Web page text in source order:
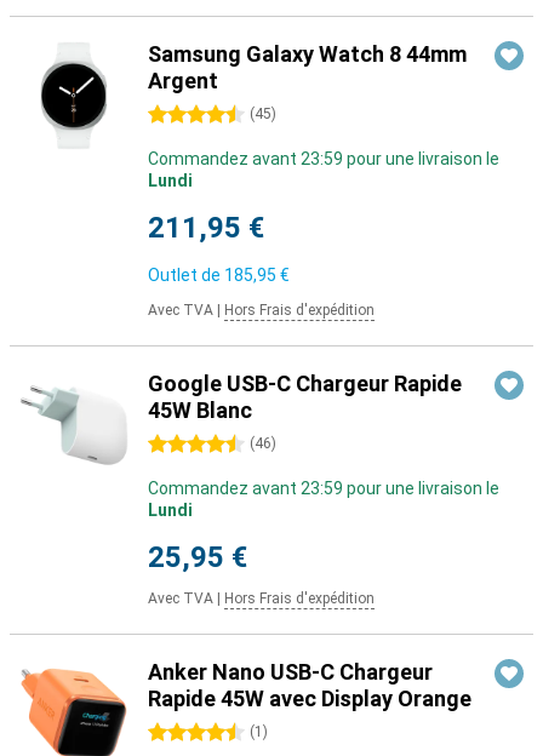
Samsung Galaxy Watch 8 44mm
Argent
4.5 étoiles (45)
Commandez avant 23:59 pour une livraison le
Lundi
211,95 €
Outlet de 185,95 €
Avec TVA Hors Frais d'expédition
Google USB-C Chargeur Rapide
45W Blanc
4.5 étoiles (46)
Commandez avant 23:59 pour une livraison le
Lundi
25,95 €
Avec TVA Hors Frais d'expédition
Anker Nano USB-C Chargeur
Rapide 45W avec Display Orange
4.5 étoiles (1 )